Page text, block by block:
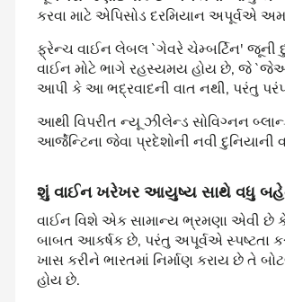
કરવા માટે એપિસોડ દરમિયાન અપૂર્વએ
ફ્રેન્ચ વાઈન લેબલ `ગેવરે ચેમ્બર્ટિન' જૂની
વાઈન મોટે ભાગે રહસ્યમય હોય છે, જે
આપી કે આ ભદ્રવાદની વાત નથી, પરંતુ
આથી વિપરીત ન્યૂ ઝીલેન્ડ સોવિગ્નન
આર્જેન્ટિના જેવા પ્રદેશોની નવી
શું વાઈન ખરેખર આયુષ્ય સાથે વધુ
વાઈન વિશે એક સામાન્ય ભ્રમણા એવી
બાબત આકર્ષક છે, પરંતુ અપૂર્વએ સ્પષ્ટતા
ખાસ કરીને ભારતમાં નિર્માણ કરાય છે તે
હોય છે.